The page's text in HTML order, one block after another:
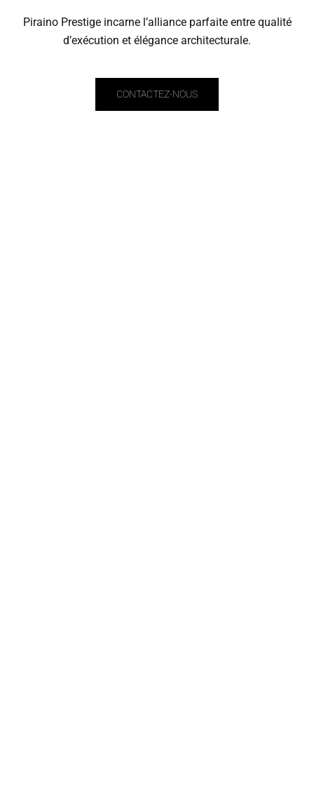
Piraino Prestige incarne l’alliance parfaiteentre qualité
d’exécution et élégance architecturale.
CONTACTEZ-NOUS
ACCUEIL
NOTRE VISION